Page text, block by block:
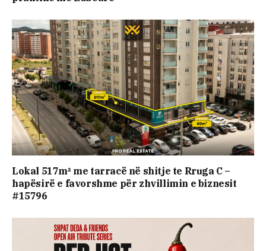
Lokal 517m² me tarracë në shitje te Rruga C –
hapësirë e favorshme për zhvillimin e biznesit
#15796